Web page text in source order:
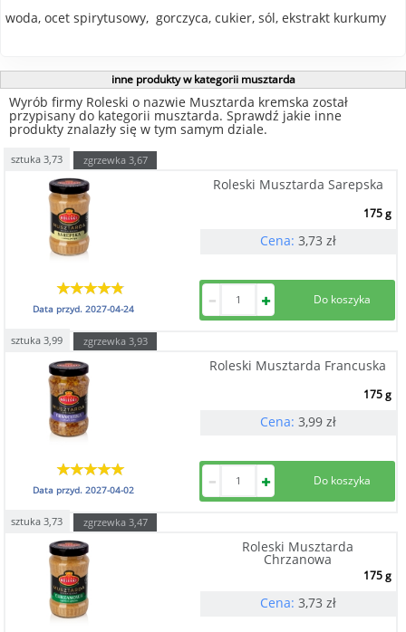
woda, ocet spirytusowy, gorczyca, cukier, sól, ekstrakt kurkumy
inne produkty w kategorii musztarda
Wyrób firmy Roleski o nazwie Musztarda kremska został
przypisany do kategorii musztarda. Sprawdź jakie inne
produkty znalazły się w tym samym dziale.
sztuka 3,73 zgrzewka 3,67
Roleski Musztarda Sarepska
175 g
Cena: 3,73 zł
Data przyd.2027-04-24
sztuka 3,99 zgrzewka 3,93
Roleski Musztarda Francuska
175 g
Cena: 3,99 zł
Data przyd.2027-04-02
sztuka 3,73 zgrzewka 3,47
Roleski Musztarda
Chrzanowa
175 g
Cena: 3,73 zł